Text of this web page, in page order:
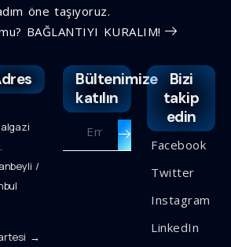
öne taşıyoruz.
BAĞLANTIYI KURALIM!
/
→
Bültenimize
katılın
Bizi
takip
edin
Facebook
Twitter
Instagram
LinkedIn